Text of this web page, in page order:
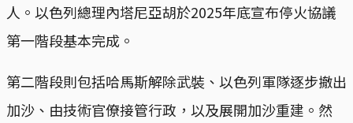
人。以色列總理內塔尼亞胡於2025年底宣布停火協議
第一階段基本完成。
第二階段則包括哈馬斯解除武裝、以色列軍隊逐步撤出
加沙、由技術官僚接管行政，以及展開加沙重建。然